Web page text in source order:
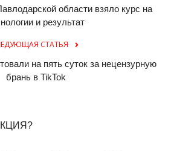
области взяло курс на
и результат
СТАТЬЯ
на пять суток за нецензурную
брань в TikTok